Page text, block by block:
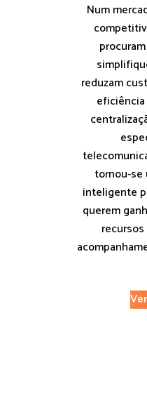
Num
reduzam
inteligente
querem